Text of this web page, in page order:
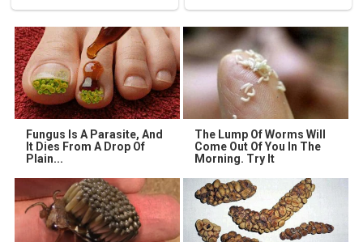
Fungus Is A Parasite, And
It Dies From A Drop Of
Plain...
The Lump Of Worms Will
Come Out Of You In The
Morning. Try It